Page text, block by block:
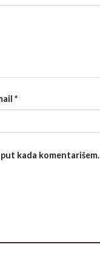
*
kada komentarišem.